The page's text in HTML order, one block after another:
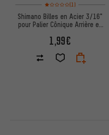
Note moyenne : 1 sur 5
(1)
Shimano Billes en Acier 3/16"
pour Palier Cônique Arrière et
1,99€